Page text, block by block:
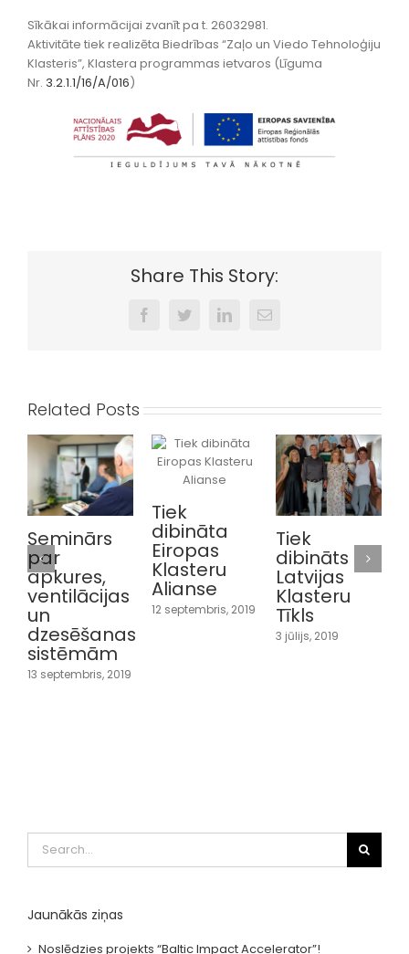
Sīkākai informācijai zvanīt pa t. 26032981.
Aktivitāte tiek realizēta Biedrības “Zaļo un Viedo Tehnoloģiju
Klasteris”, Klastera programmas ietvaros (Līguma
Nr. 3.2.1.1/16/A/016)
Share This Story:
FacebookTwitterLinkedInEmail
Related Posts
Seminārs
par
apkures,
ventilācijas
un
dzesēšanas
sistēmām
13 septembris, 2019
Tiek
dibināta
Eiropas
Klasteru
Alianse
12 septembris, 2019
Tiek
dibināts
Latvijas
Klasteru
Tīkls
3 jūlijs, 2019
Search
Jaunākās ziņas
Noslēdzies projekts “Baltic Impact Accelerator”!